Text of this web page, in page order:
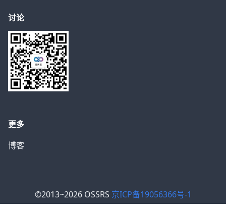
讨论
更多
博客
©2013~2026 OSSRS 京ICP备19056366号-1